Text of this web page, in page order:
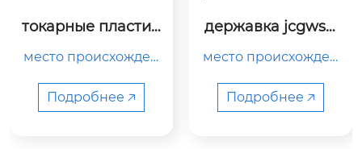
державка jcgwsr1
место происхожден
китай
Подробнее 🡥
державка kgmr20
место происхожден
китай
Подробнее 🡥